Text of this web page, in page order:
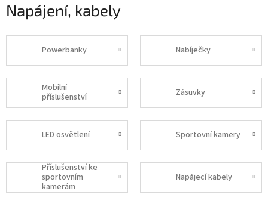
Napájení, kabely
Powerbanky Nabíječky
Mobilní
příslušenství
Zásuvky
LED osvětlení Sportovní kamery
Příslušenství ke
sportovním
kamerám
Napájecí kabely